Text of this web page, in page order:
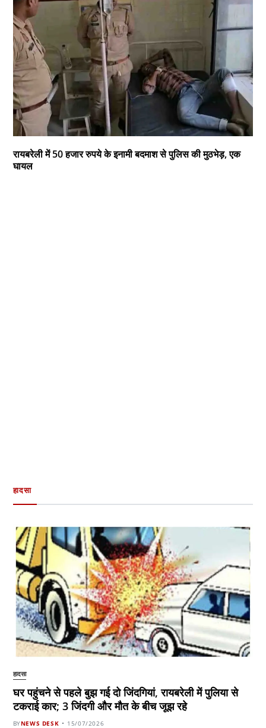
रायबरेली में 50 हजार रुपये के इनामी बदमाश से पुलिस की मुठभेड़, एक
घायल
हादसा
हादसा
घर पहुंचने से पहले बुझ गई दो जिंदगियां, रायबरेली में पुलिया से
टकराई कार; 3 जिंदगी और मौत के बीच जूझ रहे
BYNEWS DESK 15/07/2026